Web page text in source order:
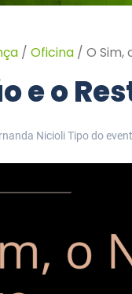
/ Oficina / O Sim,
e o
NicioliTipo do